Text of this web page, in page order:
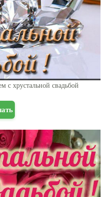
с хрустальной свадьбой